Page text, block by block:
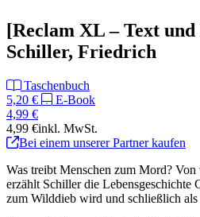
[Reclam XL – Text
Schiller, Friedrich
Taschenbuch
5,20 €
E-Book
4,99 €
4,99 €inkl. MwSt.
Bei einem unserer Partner kaufen
Was treibt Menschen zum Mord?
erzählt Schiller die Lebensgeschichte
zum Wilddieb wird und schließlich als